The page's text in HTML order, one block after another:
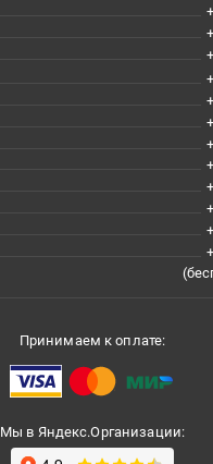
Принимаем к оплате:
Мы в Яндекс.Организации: